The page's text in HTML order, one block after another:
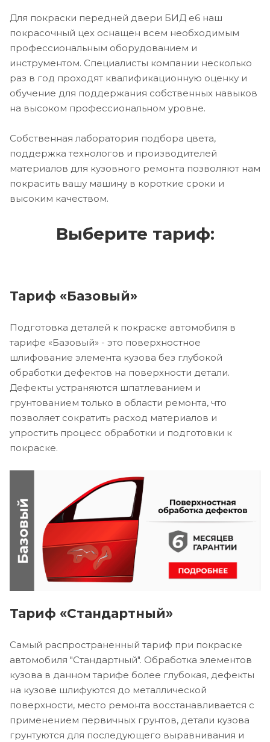
Для покраски передней двери БИД е6 наш
покрасочный цех оснащен всем необходимым
профессиональным оборудованием и
инструментом. Специалисты компании несколько
раз в год проходят квалификационную оценку и
обучение для поддержания собственных навыков
на высоком профессиональном уровне.
Собственная лаборатория подбора цвета,
поддержка технологов и производителей
материалов для кузовного ремонта позволяют нам
покрасить вашу машину в короткие сроки и
высоким качеством.
Выберите тариф:
Тариф «Базовый»
Подготовка деталей к покраске автомобиля в
тарифе «Базовый» - это поверхностное
шлифование элемента кузова без глубокой
обработки дефектов на поверхности детали.
Дефекты устраняются шпатлеванием и
грунтованием только в области ремонта, что
позволяет сократить расход материалов и
упростить процесс обработки и подготовки к
покраске.
Тариф «Стандартный»
Самый распространенный тариф при покраске
автомобиля "Стандартный". Обработка элементов
кузова в данном тарифе более глубокая, дефекты
на кузове шлифуются до металлической
поверхности, место ремонта восстанавливается с
применением первичных грунтов, детали кузова
грунтуются для последующего выравнивания и